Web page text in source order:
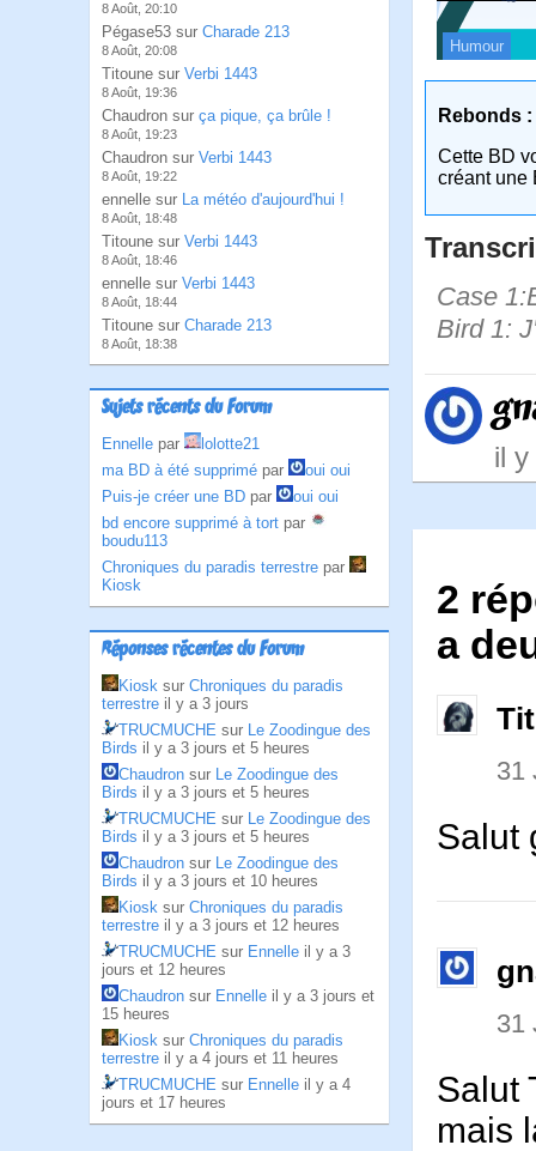
8 Août, 20:10
Pégase53 sur Charade 213
8 Août, 20:08
Titoune sur Verbi 1443
8 Août, 19:36
Chaudron sur ça pique, ça brûle !
8 Août, 19:23
Chaudron sur Verbi 1443
8 Août, 19:22
ennelle sur La météo d'aujourd'hui !
8 Août, 18:48
Titoune sur Verbi 1443
8 Août, 18:46
ennelle sur Verbi 1443
8 Août, 18:44
Titoune sur Charade 213
8 Août, 18:38
Sujets récents du Forum
Ennelle par
lolotte21
ma BD à été supprimé par
oui oui
Puis-je créer une BD par
oui oui
bd encore supprimé à tort par
boudu113
Chroniques du paradis terrestre par
Kiosk
Réponses récentes du Forum
Kiosk sur Chroniques du paradis
terrestre il y a 3 jours
TRUCMUCHE sur Le Zoodingue des
Birds il y a 3 jours et 5 heures
Chaudron sur Le Zoodingue des
Birds il y a 3 jours et 5 heures
TRUCMUCHE sur Le Zoodingue des
Birds il y a 3 jours et 5 heures
Chaudron sur Le Zoodingue des
Birds il y a 3 jours et 10 heures
Kiosk sur Chroniques du paradis
terrestre il y a 3 jours et 12 heures
TRUCMUCHE sur Ennelle il y a 3
jours et 12 heures
Chaudron sur Ennelle il y a 3 jours et
15 heures
Kiosk sur Chroniques du paradis
terrestre il y a 4 jours et 11 heures
TRUCMUCHE sur Ennelle il y a 4
jours et 17 heures
Humour
Rebonds :
Cette BD
créant une
Case
Bird 1:
il y
2
a
31
Salut
31
Salut
mais